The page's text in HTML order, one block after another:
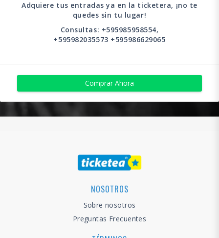
Adquiere tus entradas ya en la ticketera, ¡no te
quedes sin tu lugar!
Consultas: +595985958554,
+595982035573 +595986629065
Comprar Ahora
NOSOTROS
Sobre nosotros
Preguntas Frecuentes